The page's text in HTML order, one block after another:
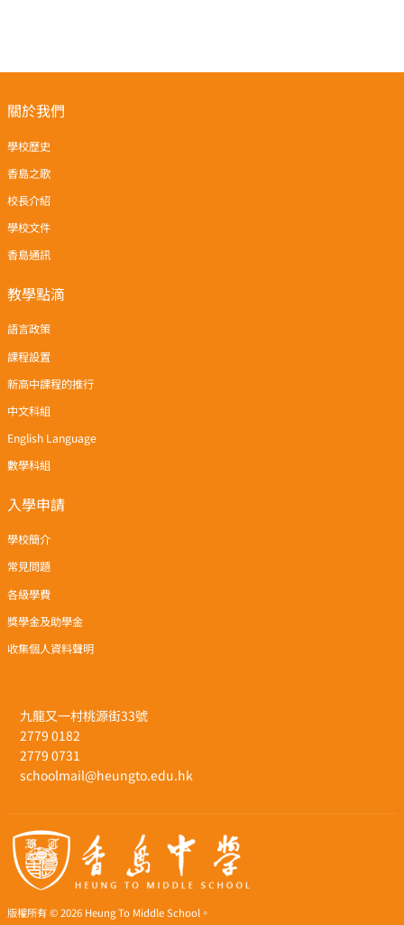
九龍又一村桃源街33號
2779 0182
2779 0731
schoolmail@heungto.edu.hk
版權所有 © 2026 Heung To Middle School。
關於我們
學校歷史
香島之歌
校長介紹
學校文件
香島通訊
教學點滴
語言政策
課程設置
新高中課程的推行
中文科組
English Language
數學科組
入學申請
學校簡介
常見問題
各級學費
獎學金及助學金
收集個人資料聲明